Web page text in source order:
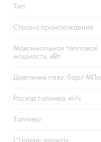
Тип
Страна происхождения
Максимальная тепловая
мощность, кВт
Давление газа, бар/ МПа
Расход топлива, кг/ч
Топливо
Степень защиты